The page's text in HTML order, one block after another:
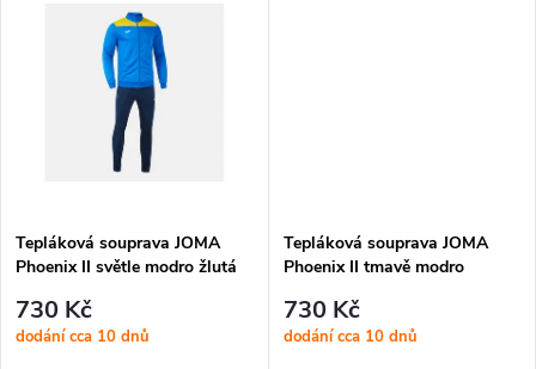
Tato moderní sada, složená z
mikiny na zip...
Tepláková souprava JOMA
Phoenix II světle modro žlutá
730 Kč
dodání cca 10 dnů
Tepláková souprava JOMA
Phoenix II tmavě modro
730 Kč
dodání cca 10 dnů